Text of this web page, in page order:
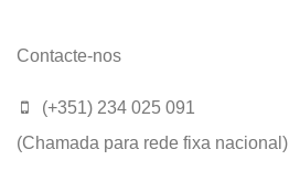
Contacte-nos
(+351) 234 025 091
(Chamada para rede fixa nacional)